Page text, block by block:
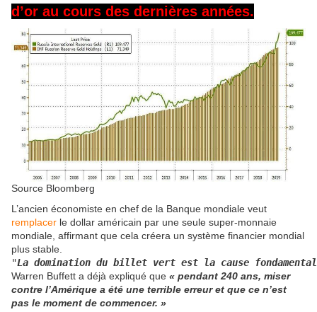
d’or au cours des dernières années.
Source Bloomberg
L’ancien économiste en chef de la Banque mondiale veut
remplacer le dollar américain par une seule super-monnaie
mondiale, affirmant que cela créera un système financier mondial
plus stable.
"La domination du billet vert est la cause
Warren Buffett a déjà expliqué que « pendant 240 ans, miser
contre l’Amérique a été une terrible erreur et que ce n’est
pas le moment de commencer. »